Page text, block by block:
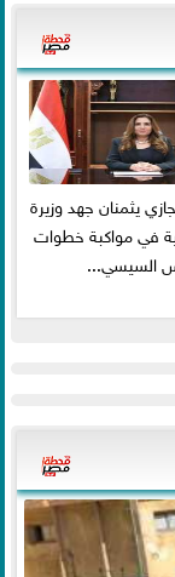
يثمنان جهد وزيرة
في مواكبة خطوات
السيسي...